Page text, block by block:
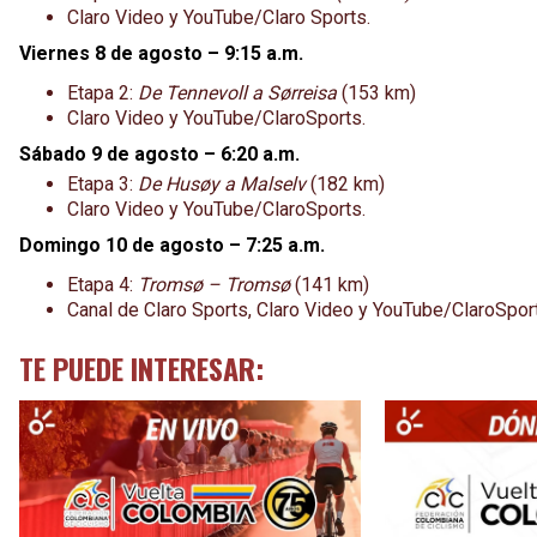
Claro Video y YouTube/Claro Sports.
Viernes 8 de agosto – 9:15 a.m.
Etapa 2: De Tennevoll a Sørreisa (153 km)
Claro Video y YouTube/ClaroSports.
Sábado 9 de agosto – 6:20 a.m.
Etapa 3: De Husøy a Malselv(182 km)
Claro Video y YouTube/ClaroSports.
Domingo 10 de agosto – 7:25 a.m.
Etapa 4: Tromsø – Tromsø(141 km)
Canal de Claro Sports, Claro Video y YouTube/
TE PUEDE INTERESAR: